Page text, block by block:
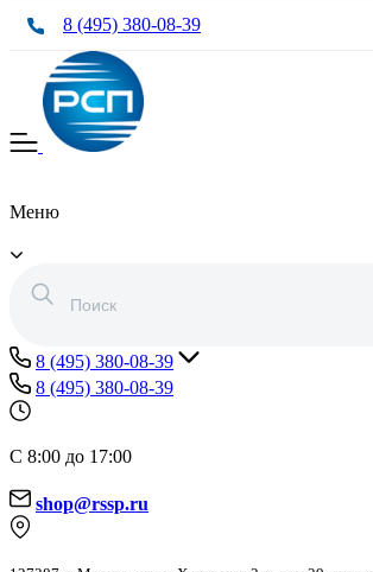
8 (495) 380-08-39
Меню
8 (495) 380-08-39
8 (495) 380-08-39
С 8:00 до 17:00
shop@rssp.ru